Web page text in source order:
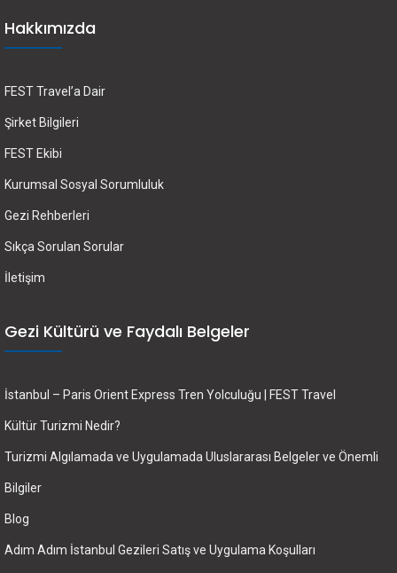
Hakkımızda
FEST Travel’a Dair
Şirket Bilgileri
FEST Ekibi
Kurumsal Sosyal Sorumluluk
Gezi Rehberleri
Sıkça Sorulan Sorular
İletişim
Gezi Kültürü ve Faydalı Belgeler
İstanbul – Paris Orient Express Tren Yolculuğu | FEST Travel
Kültür Turizmi Nedir?
Turizmi Algılamada ve Uygulamada Uluslararası Belgeler ve Önemli
Bilgiler
Blog
Adım Adım İstanbul Gezileri Satış ve Uygulama Koşulları